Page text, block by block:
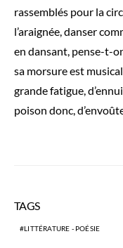
rassemblés pour la
l’araignée, danser
en dansant, pense-t-
sa morsure est
grande fatigue,
poison donc,
TAGS
LITTÉRATURE - POÉSIE